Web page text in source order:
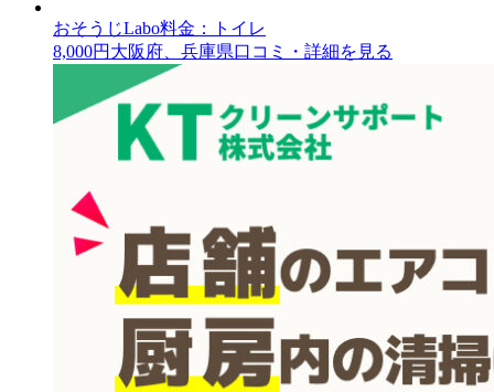
おそうじLabo料金：トイレ
8,000円 大阪府、兵庫県口コミ・詳細を見る